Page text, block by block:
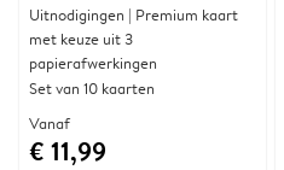
Uitnodigingen | Premium kaart
met keuze uit 3
papierafwerkingen
Set van 10 kaarten
Vanaf
€ 11,99